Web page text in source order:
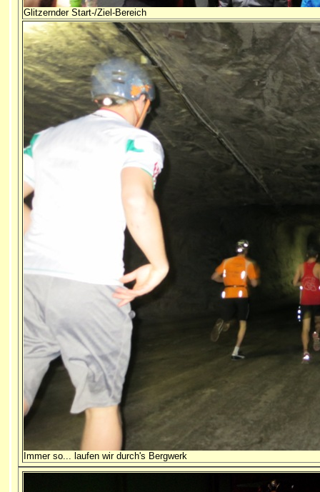
Glitzernder Start-/Ziel-Bereich
Immer so... laufen wir durch's Bergwerk